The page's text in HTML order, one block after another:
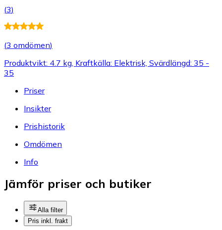
(3)
(3 omdömen)
Produktvikt: 4.7 kg, Kraftkälla: Elektrisk, Svärdlängd: 35 -
35
Priser
Insikter
Prishistorik
Omdömen
Info
Jämför priser och butiker
Alla filter
Pris inkl. frakt